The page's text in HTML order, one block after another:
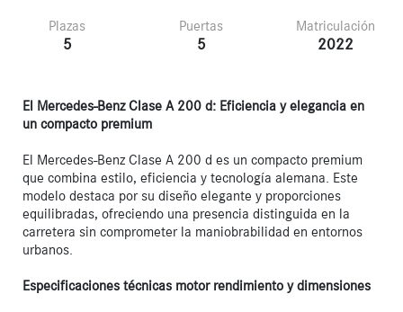
Plazas
5
Puertas
5
Matriculación
2022
El Mercedes-Benz Clase A 200 d: Eficiencia y elegancia en
un compacto premium
El Mercedes-Benz Clase A 200 d es un compacto premium
que combina estilo, eficiencia y tecnología alemana. Este
modelo destaca por su diseño elegante y proporciones
equilibradas, ofreciendo una presencia distinguida en la
carretera sin comprometer la maniobrabilidad en entornos
urbanos.
Especificaciones técnicas motor rendimiento y dimensiones